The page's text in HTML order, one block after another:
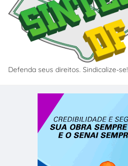
Defenda seus direitos. Sindicalize-se!